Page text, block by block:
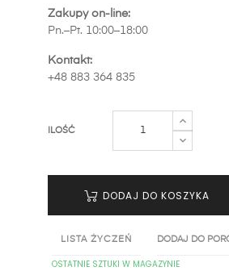
Zakupy on-line:
Pn.–Pt. 10:00–18:00
Kontakt:
+48 883 364 835
ILOŚĆ
DODAJ DO KOSZYKA
LISTA ŻYCZEŃ DODAJ DO
OSTATNIE SZTUKI W MAGAZYNIE